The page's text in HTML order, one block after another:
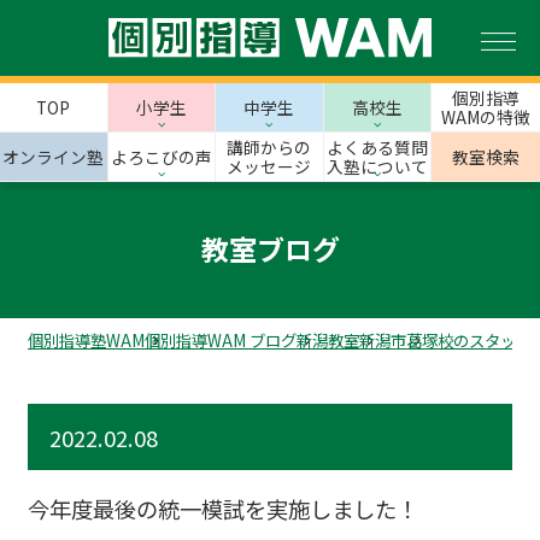
TOP 小学生 中学生 高校生
個別指導
WAMの特徴
オンライン塾 よろこびの声
講師からの
メッセージ
よくある質問
入塾について
教室検索
教室ブログ
個別指導塾WAM個別指導WAM ブログ新潟教室新潟市葛塚校のスタッフ
2022.02.08
今年度最後の統一模試を実施しました！